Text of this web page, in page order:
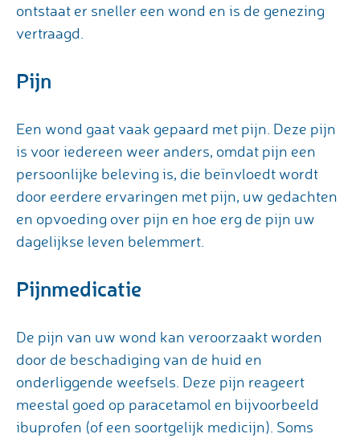
ontstaat er sneller een wond en is de genezing
vertraagd.
Pijn
Een wond gaat vaak gepaard met pijn. Deze pijn
is voor iedereen weer anders, omdat pijn een
persoonlijke beleving is, die beïnvloedt wordt
door eerdere ervaringen met pijn, uw gedachten
en opvoeding over pijn en hoe erg de pijn uw
dagelijkse leven belemmert.
Pijnmedicatie
De pijn van uw wond kan veroorzaakt worden
door de beschadiging van de huid en
onderliggende weefsels. Deze pijn reageert
meestal goed op paracetamol en bijvoorbeeld
ibuprofen (of een soortgelijk medicijn). Soms